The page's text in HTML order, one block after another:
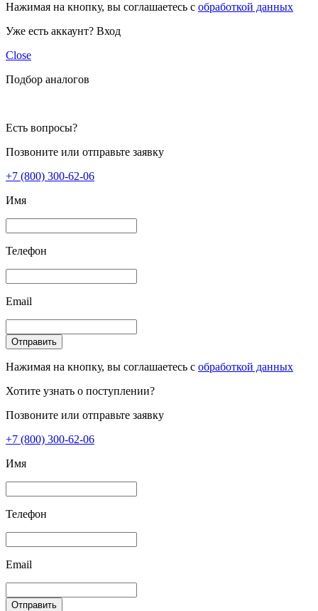
Нажимая на кнопку, вы соглашаетесь с обработкой данных
Уже есть аккаунт? Вход
Close
Подбор аналогов
Есть вопросы?
Позвоните или отправьте заявку
+7 (800) 300-62-06
Имя
Телефон
Email
Отправить
Нажимая на кнопку, вы соглашаетесь с обработкой данных
Хотите узнать о поступлении?
Позвоните или отправьте заявку
+7 (800) 300-62-06
Имя
Телефон
Email
Отправить